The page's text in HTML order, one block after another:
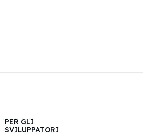
PER GLI
SVILUPPATORI